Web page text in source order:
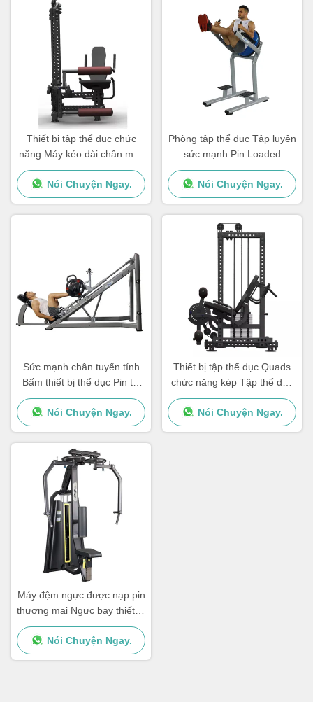
Thiết bị tập thể dục chức
năng Máy kéo dài chân máy
xoắn chân ngồi máy xoắn
chân
Nói Chuyện Ngay.
Phòng tập thể dục Tập luyện
sức mạnh Pin Loaded
Machine Assisted Chin Dip
Commercial
Nói Chuyện Ngay.
Sức mạnh chân tuyến tính
Bấm thiết bị thể dục Pin tải
máy thép Q235
Nói Chuyện Ngay.
Thiết bị tập thể dục Quads
chức năng kép Tập thể dục
bò ngồi kéo dài vòng chân
Nói Chuyện Ngay.
Máy đệm ngực được nạp pin
thương mại Ngực bay thiết bị
phòng tập thể dục Loader
trung bình
Nói Chuyện Ngay.